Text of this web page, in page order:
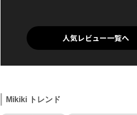
人気レビュー一覧へ
Mikiki トレンド